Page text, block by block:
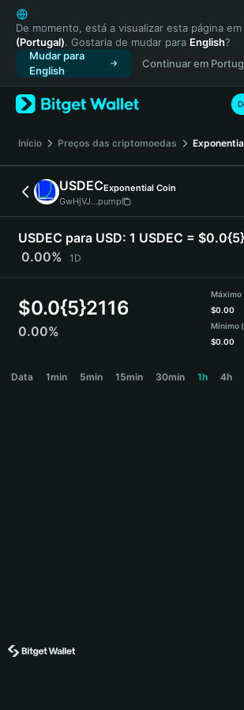
English
日本語
Tiếng Việt
Русский
Español (Latinoamérica)
Türkçe
Français
Deutsch
简体中文
繁體中文
Português (Portugal)
Bahasa Indonesia
ภาษาไทย
हिन्दी
Español
Português (Brasil)
De momento, está a visualizar esta página em
(Portugal). Gostaria de mudar para English?
Mudar para
English
Continuar em
Início Preços das criptomoedas
USDECExponential Coin
GwHjVJ...pump
USDEC para USD: 1 USDEC =
0.00%
1D
$0.0{5}2116
0.00%
Máximo
$0.00
Mínimo
$0.00
Data 1min 5min 15min 30min 1h 4h